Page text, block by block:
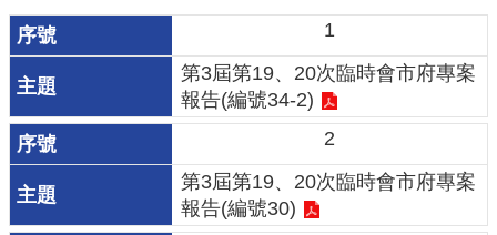
我
們
環
保
主
環
1
第3屆第19、20次臨時會市府專案
報告(編號34-2)
2
第3屆第19、20次臨時會市府專案
報告(編號30)